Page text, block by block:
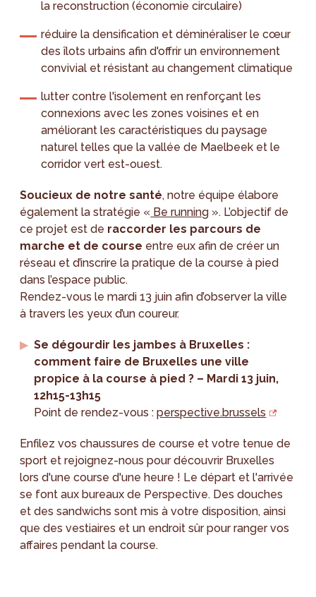
la reconstruction (économie circulaire)
réduire la densification et déminéraliser le cœur
des îlots urbains afin d'offrir un environnement
convivial et résistant au changement climatique
lutter contre l'isolement en renforçant les
connexions avec les zones voisines et en
améliorant les caractéristiques du paysage
naturel telles que la vallée de Maelbeek et le
corridor vert est-ouest.
Soucieux de notre santé, notre équipe élabore
également la stratégie « Be running ». L’objectif de
ce projet est de raccorder les parcours de
marche et de course entre eux afin de créer un
réseau et d’inscrire la pratique de la course à pied
dans l’espace public.
Rendez-vous le mardi 13 juin afin d’observer la ville
à travers les yeux d’un coureur.
Se dégourdir les jambes à Bruxelles :
comment faire de Bruxelles une ville
propice à la course à pied ? – Mardi 13 juin,
12h15-13h15
Point de rendez-vous :perspective.brussels
Enfilez vos chaussures de course et votre tenue de
sport et rejoignez-nous pour découvrir Bruxelles
lors d'une course d'une heure ! Le départ et l'arrivée
se font aux bureaux de Perspective. Des douches
et des sandwichs sont mis à votre disposition, ainsi
que des vestiaires et un endroit sûr pour ranger vos
affaires pendant la course.